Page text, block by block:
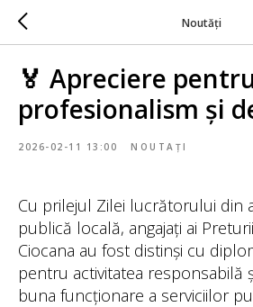
Noutăți
🏅 Apreciere
profesionalism și
2026-02-11 13:00 NOUTAȚI
Cu prilejul Zilei lucrătorului din
publică locală, angajați ai
Ciocana au fost distinși cu
pentru activitatea responsabilă
buna funcționare a serviciilor